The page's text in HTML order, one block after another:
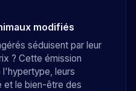
modifiés
séduisent par leur
? Cette émission
leurs
et le bien-être des